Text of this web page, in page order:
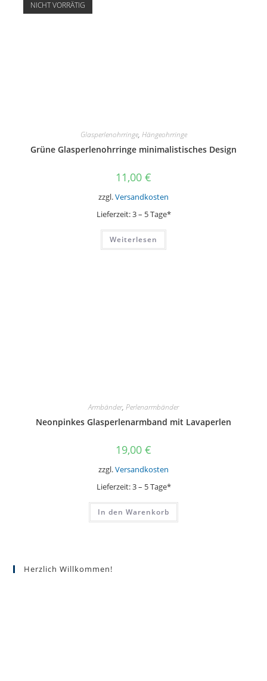
NICHT VORRÄTIG
Glasperlenohrringe, Hängeohrringe
Grüne Glasperlenohrringe minimalistisches Design
11,00 €
zzgl.Versandkosten
Lieferzeit:3 – 5 Tage*
Weiterlesen
Armbänder, Perlenarmbänder
Neonpinkes Glasperlenarmband mit Lavaperlen
19,00 €
zzgl.Versandkosten
Lieferzeit:3 – 5 Tage*
In den Warenkorb
Herzlich Willkommen!